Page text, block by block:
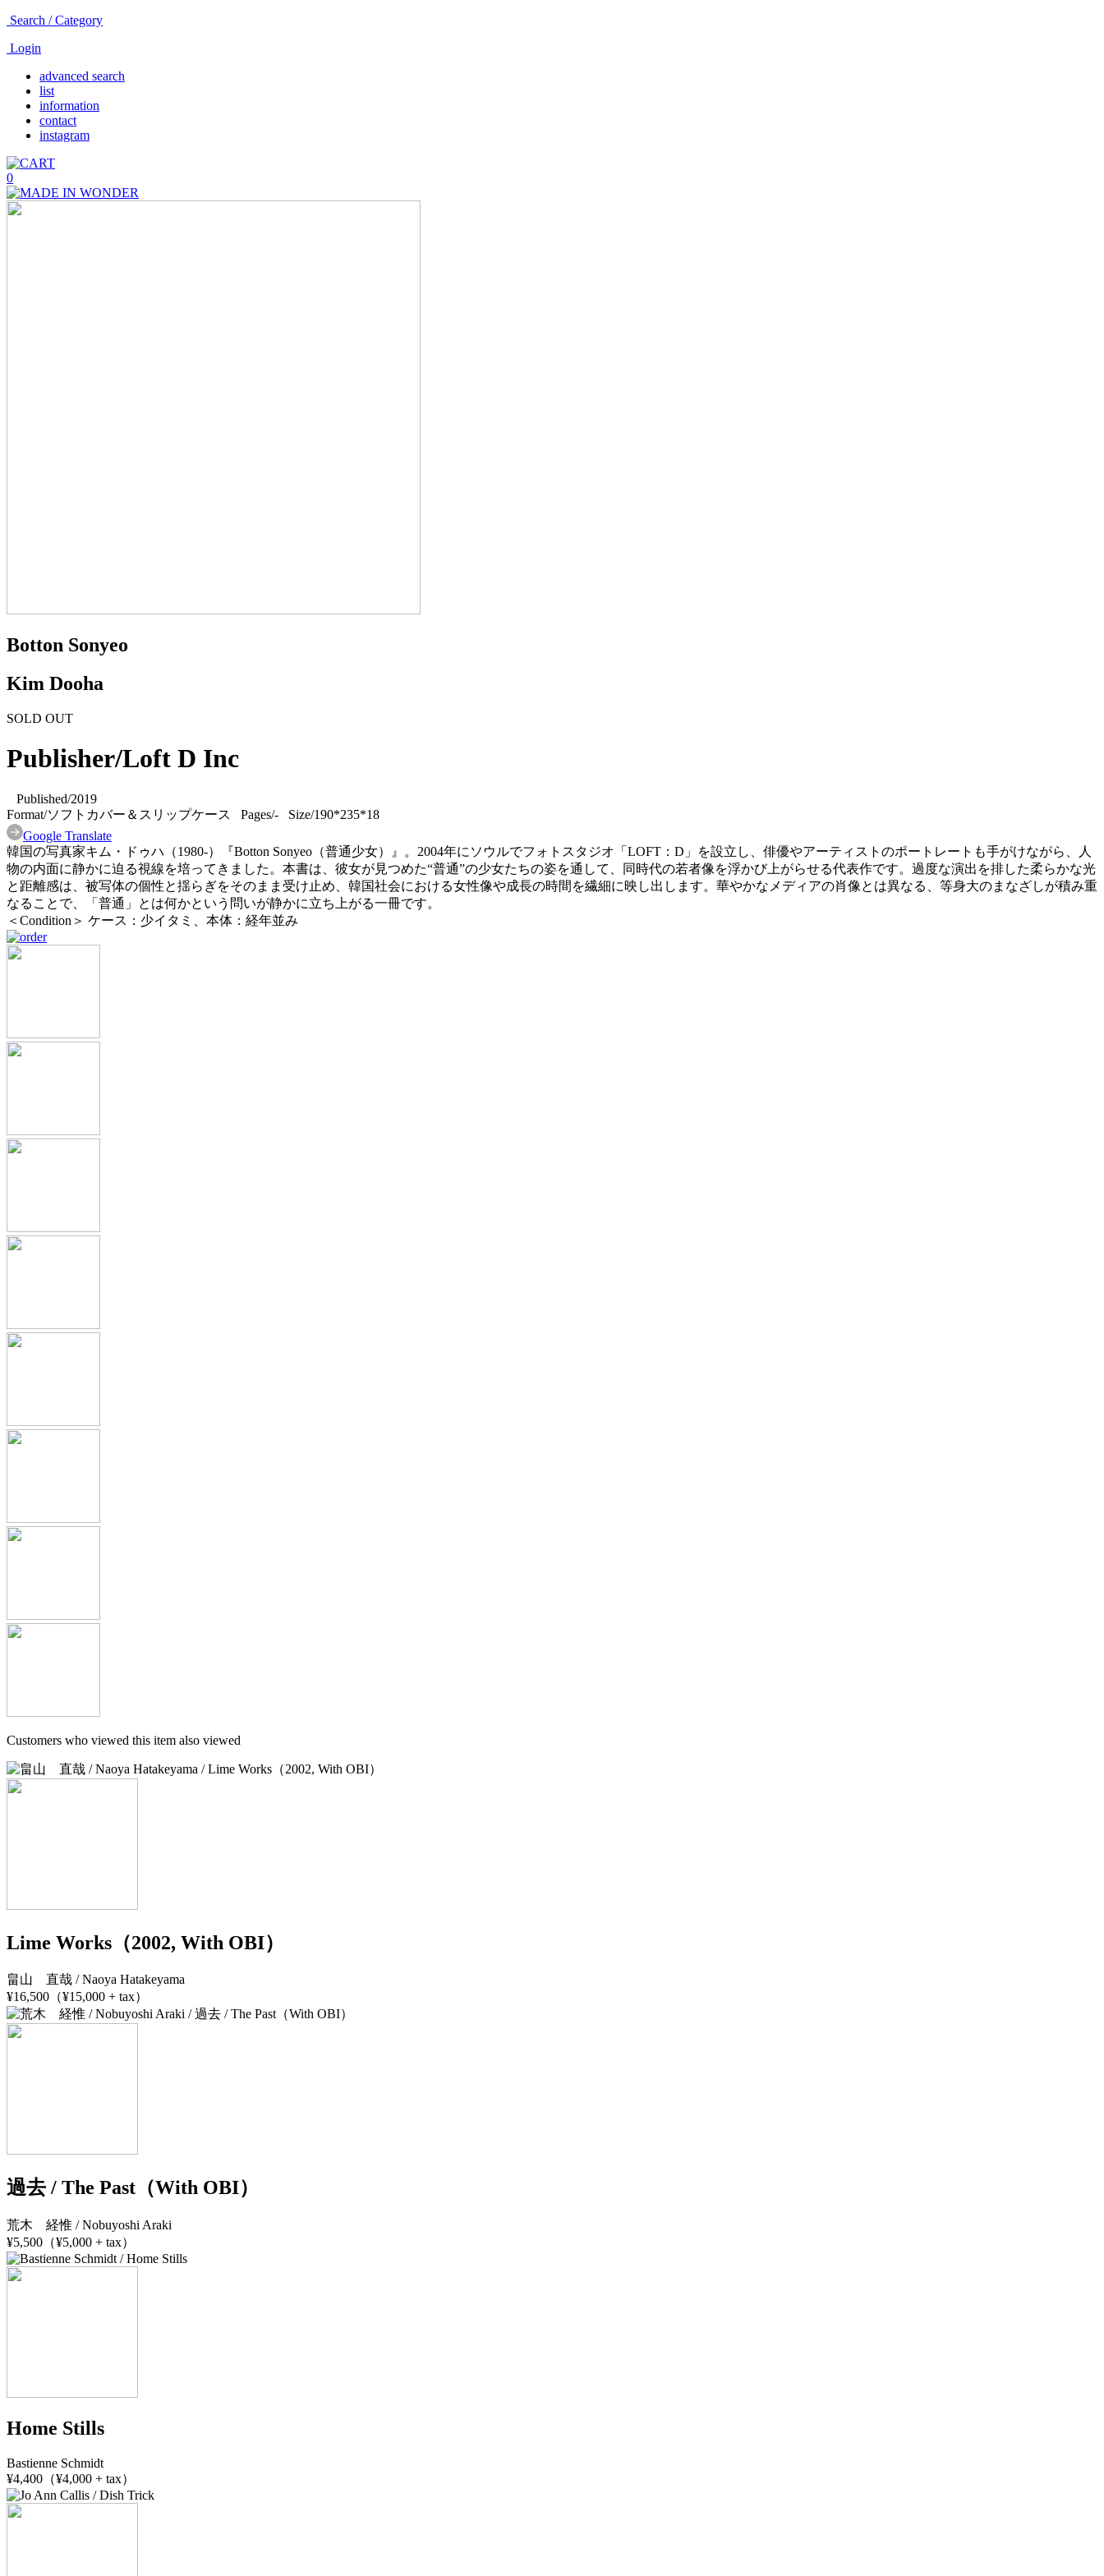
Search / Category
Login
advanced search
list
information
contact
instagram
0
Botton Sonyeo
Kim Dooha
SOLD OUT
Publisher/Loft D Inc
Published/2019
Format/ソフトカバー＆スリップケース Pages/- Size/190*235*18
Google Translate
韓国の写真家キム・ドゥハ（1980-）『Botton Sonyeo（普通少女）』。2004年にソウルでフォトスタジオ「LOFT：D」を設立し、俳優やアーティストのポートレートも手がけながら、人
物の内面に静かに迫る視線を培ってきました。本書は、彼女が見つめた“普通”の少女たちの姿を通して、同時代の若者像を浮かび上がらせる代表作です。過度な演出を排した柔らかな光
と距離感は、被写体の個性と揺らぎをそのまま受け止め、韓国社会における女性像や成長の時間を繊細に映し出します。華やかなメディアの肖像とは異なる、等身大のまなざしが積み重
なることで、「普通」とは何かという問いが静かに立ち上がる一冊です。
＜Condition＞ ケース：少イタミ、本体：経年並み
Customers who viewed this item also viewed
Lime Works（2002, With OBI）
畠山 直哉 / Naoya Hatakeyama
¥16,500（¥15,000 + tax）
過去 / The Past（With OBI）
荒木 経惟 / Nobuyoshi Araki
¥5,500（¥5,000 + tax）
Home Stills
Bastienne Schmidt
¥4,400（¥4,000 + tax）